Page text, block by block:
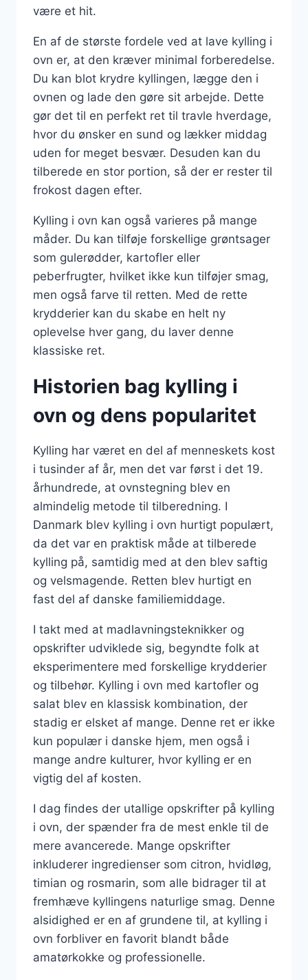
være et hit.
En af de største fordele ved at lave kylling i
ovn er, at den kræver minimal forberedelse.
Du kan blot krydre kyllingen, lægge den i
ovnen og lade den gøre sit arbejde. Dette
gør det til en perfekt ret til travle hverdage,
hvor du ønsker en sund og lækker middag
uden for meget besvær. Desuden kan du
tilberede en stor portion, så der er rester til
frokost dagen efter.
Kylling i ovn kan også varieres på mange
måder. Du kan tilføje forskellige grøntsager
som gulerødder, kartofler eller
peberfrugter, hvilket ikke kun tilføjer smag,
men også farve til retten. Med de rette
krydderier kan du skabe en helt ny
oplevelse hver gang, du laver denne
klassiske ret.
Historien bag kylling i
ovn og dens popularitet
Kylling har været en del af menneskets kost
i tusinder af år, men det var først i det 19.
århundrede, at ovnstegning blev en
almindelig metode til tilberedning. I
Danmark blev kylling i ovn hurtigt populært,
da det var en praktisk måde at tilberede
kylling på, samtidig med at den blev saftig
og velsmagende. Retten blev hurtigt en
fast del af danske familiemiddage.
I takt med at madlavningsteknikker og
opskrifter udviklede sig, begyndte folk at
eksperimentere med forskellige krydderier
og tilbehør. Kylling i ovn med kartofler og
salat blev en klassisk kombination, der
stadig er elsket af mange. Denne ret er ikke
kun populær i danske hjem, men også i
mange andre kulturer, hvor kylling er en
vigtig del af kosten.
I dag findes der utallige opskrifter på kylling
i ovn, der spænder fra de mest enkle til de
mere avancerede. Mange opskrifter
inkluderer ingredienser som citron, hvidløg,
timian og rosmarin, som alle bidrager til at
fremhæve kyllingens naturlige smag. Denne
alsidighed er en af grundene til, at kylling i
ovn forbliver en favorit blandt både
amatørkokke og professionelle.